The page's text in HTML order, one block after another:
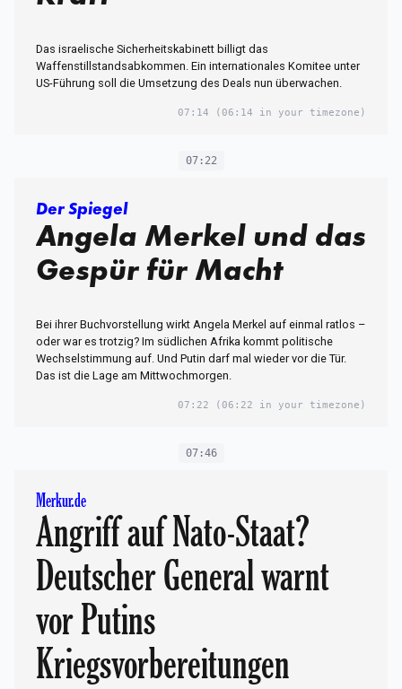
Das israelische Sicherheitskabinett billigt das
Waffenstillstandsabkommen. Ein internationales Komitee unter
US-Führung soll die Umsetzung des Deals nun überwachen.
07:14 (06:14 in your timezone)
07:22
Der Spiegel
Angela Merkel und das
Gespür für Macht
Bei ihrer Buchvorstellung wirkt Angela Merkel auf einmal ratlos –
oder war es trotzig? Im südlichen Afrika kommt politische
Wechselstimmung auf. Und Putin darf mal wieder vor die Tür.
Das ist die Lage am Mittwochmorgen.
07:22 (06:22 in your timezone)
07:46
Merkur.de
Angriff auf Nato-Staat?
Deutscher General warnt
vor Putins
Kriegsvorbereitungen